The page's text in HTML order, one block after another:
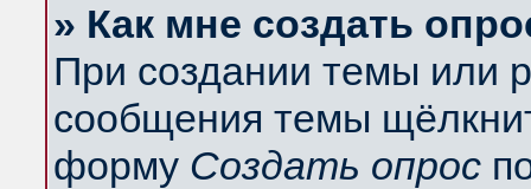
» Как мне создать
При создании темы или
сообщения темы
форму Создать опрос